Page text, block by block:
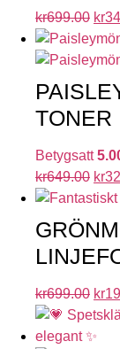
kr699.00 kr
TONER
Betygsatt
kr649.00 kr
kr699.00 kr